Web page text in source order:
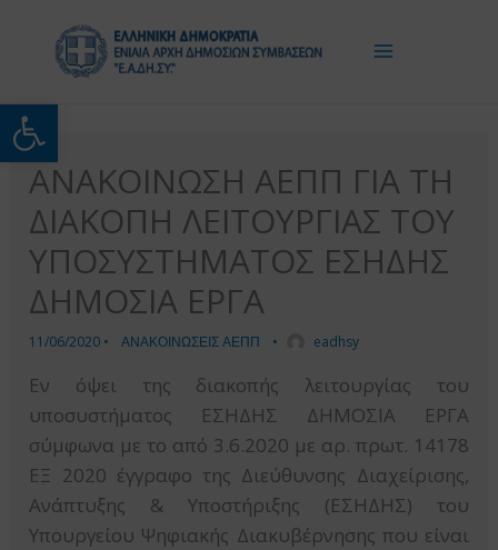
Ανοίξτε τη γραμμή
περιεχόμενο
ΑΝΑΚΟΙΝΩΣΗ ΑΕΠΠ ΓΙΑ ΤΗ
ΔΙΑΚΟΠΗ ΛΕΙΤΟΥΡΓΙΑΣ ΤΟΥ
ΥΠΟΣΥΣΤΗΜΑΤΟΣ ΕΣΗΔΗΣ
ΔΗΜΟΣΙΑ ΕΡΓΑ
11/06/2020 • ΑΝΑΚΟΙΝΩΣΕΙΣ ΑΕΠΠ • eadhsy
Εν όψει της διακοπής λειτουργίας του
υποσυστήματος ΕΣΗΔΗΣ ΔΗΜΟΣΙΑ ΕΡΓΑ
σύμφωνα με το από 3.6.2020 με αρ. πρωτ. 14178
ΕΞ 2020 έγγραφο της Διεύθυνσης Διαχείρισης,
Ανάπτυξης & Υποστήριξης (ΕΣΗΔΗΣ) του
Υπουργείου Ψηφιακής Διακυβέρνησης που είναι